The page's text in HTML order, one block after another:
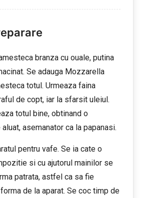
branza cu ouale, putina
Se adauga Mozzarella
totul. Urmeaza faina
de copt, iar la sfarsit uleiul.
totul bine, obtinand o
asemanator ca la papanasi.
pentru vafe. Se ia cate o
si cu ajutorul mainilor se
patrata, astfel ca sa fie
de la aparat. Se coc timp de